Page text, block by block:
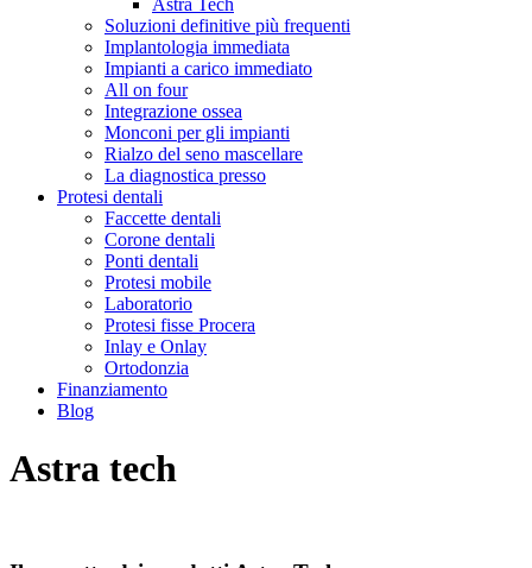
Soluzioni definitive più frequenti
Implantologia immediata
Impianti a carico immediato
All on four
Integrazione ossea
Monconi per gli impianti
Rialzo del seno mascellare
La diagnostica presso
Protesi dentali
Faccette dentali
Corone dentali
Ponti dentali
Protesi mobile
Laboratorio
Protesi fisse Procera
Inlay e Onlay
Ortodonzia
Finanziamento
Blog
Astra tech